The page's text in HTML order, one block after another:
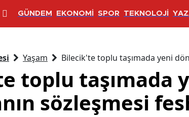
GÜNDEM EKONOMİ SPOR TEKNOLOJİ
Yaşam Bilecik'te toplu taşımada yeni
toplu taşımada
sözleşmesi